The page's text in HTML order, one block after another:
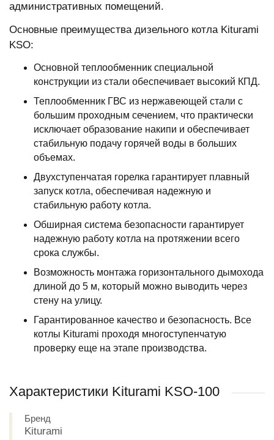
административных помещений.
Основные преимущества дизельного котла Kiturami
KSO:
Основной теплообменник специальной
конструкции из стали обеспечивает высокий КПД.
Теплообменник ГВС из нержавеющей стали с
большим проходным сечением, что практически
исключает образование накипи и обеспечивает
стабильную подачу горячей воды в больших
объемах.
Двухступенчатая горелка гарантирует плавный
запуск котла, обеспечивая надежную и
стабильную работу котла.
Обширная система безопасности гарантирует
надежную работу котла на протяжении всего
срока службы.
Возможность монтажа горизонтального дымохода
длиной до 5 м, который можно выводить через
стену на улицу.
Гарантированное качество и безопасность. Все
котлы Kiturami проходя многоступенчатую
проверку еще на этапе производства.
Характеристики Kiturami KSO-100
Бренд
Kiturami